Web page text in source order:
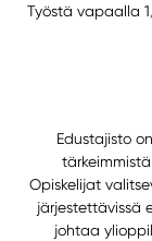
Työstä vapaalla
Edustajisto
Opiskelijat
järjestettävissä
johtaa